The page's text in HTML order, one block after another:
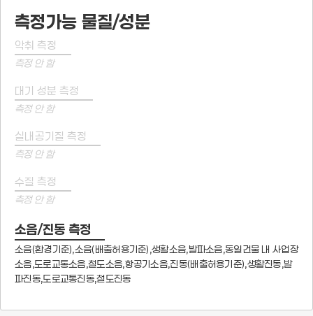
측정가능 물질/성분
악취 측정
측정 안 함
대기 성분 측정
측정 안 함
실내공기질 측정
측정 안 함
수질 측정
측정 안 함
소음/진동 측정
소음(환경기준),소음(배출허용기준),생활소음,발파소음,동일건물 내 사업장
소음,도로교통소음,철도소음,항공기소음,진동(배출허용기준),생활진동,발
파진동,도로교통진동,철도진동